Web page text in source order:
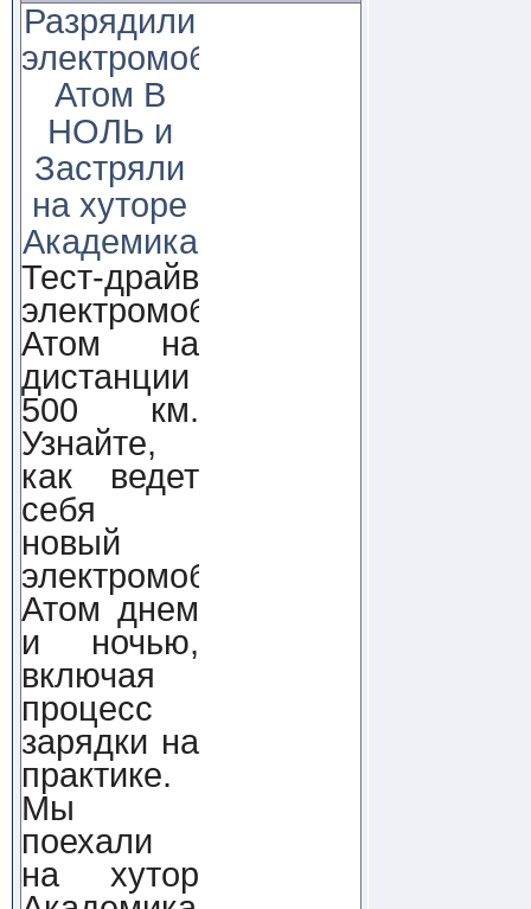
Разрядили
электромобиль
Атом В
НОЛЬ и
Застряли
на хуторе
Академика
Тест-драйв
электромобиля
Атом на
дистанции
500 км.
Узнайте,
как ведет
себя
новый
электромобиль
Атом днем
и ночью,
включая
процесс
зарядки на
практике.
Мы
поехали
на хутор